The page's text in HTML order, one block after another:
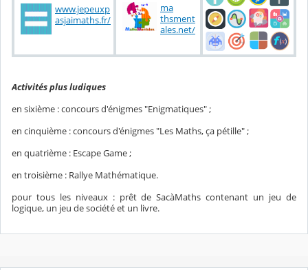
www.jepeuxp
asjaimaths.fr/
ma
thsment
ales.net/
Activités plus ludiques
en sixième : concours d'énigmes "Enigmatiques" ;
en cinquième : concours d'énigmes "Les Maths, ça pétille" ;
en quatrième : Escape Game ;
en troisième : Rallye Mathématique.
pour tous les niveaux : prêt de SacàMaths contenant un jeu de
logique, un jeu de société et un livre.